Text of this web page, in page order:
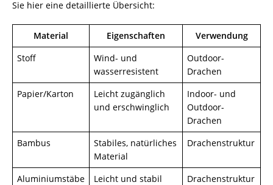
Sie hier eine detaillierte Übersicht:
Material Eigenschaften
Verwendung
Stoff
Wind- und
wasserresistent
Outdoor-
Drachen
Papier/Karton
Leicht zugänglich
und erschwinglich
Indoor- und
Outdoor-
Drachen
Bambus
Stabiles, natürliches
Material
Drachenstruktur
Aluminiumstäbe Leicht und stabil
Drachenstruktur